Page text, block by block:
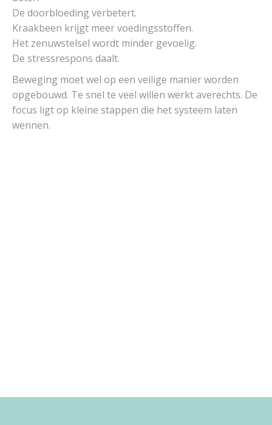
De doorbloeding verbetert.
Kraakbeen krijgt meer voedingsstoffen.
Het zenuwstelsel wordt minder gevoelig.
De stressrespons daalt.
Beweging moet wel op een veilige manier worden
opgebouwd. Te snel te veel willen werkt averechts. De
focus ligt op kleine stappen die het systeem laten
wennen.